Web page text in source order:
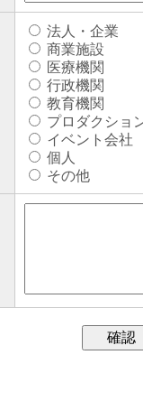
法人・企業
商業施設
医療機関
行政機関
教育機関
プロダクショ
イベント会社
個人
その他